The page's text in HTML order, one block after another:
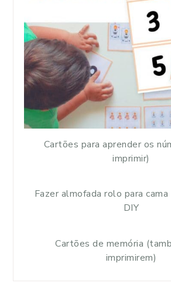
Cartões para aprender os
imprimir)
Fazer almofada rolo para
DIY
Cartões de memória
imprimirem)